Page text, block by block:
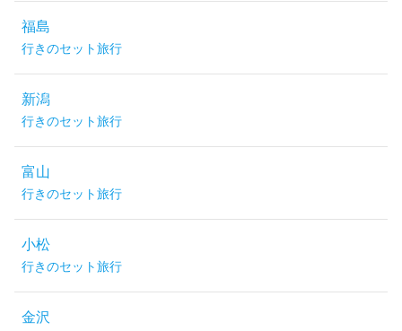
福島
行きのセット旅行
新潟
行きのセット旅行
富山
行きのセット旅行
小松
行きのセット旅行
金沢